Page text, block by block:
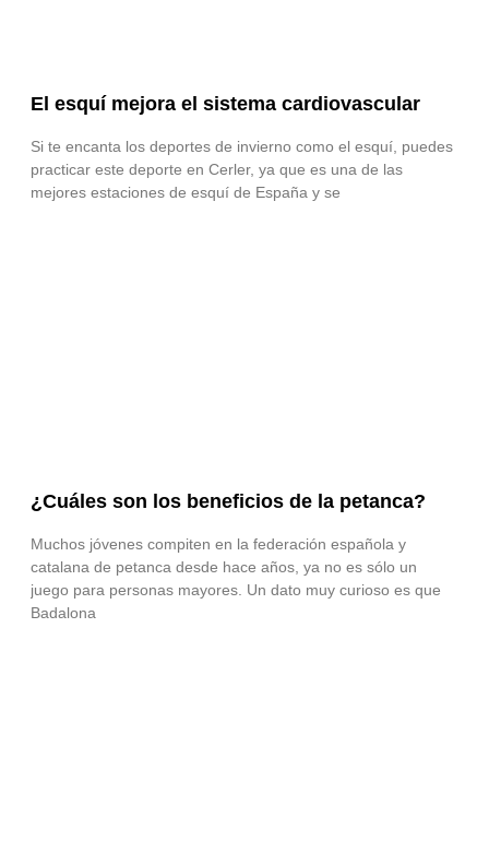
El esquí mejora el sistema cardiovascular
Si te encanta los deportes de invierno como el esquí, puedes
practicar este deporte en Cerler, ya que es una de las
mejores estaciones de esquí de España y se
¿Cuáles son los beneficios de la petanca?
Muchos jóvenes compiten en la federación española y
catalana de petanca desde hace años, ya no es sólo un
juego para personas mayores. Un dato muy curioso es que
Badalona